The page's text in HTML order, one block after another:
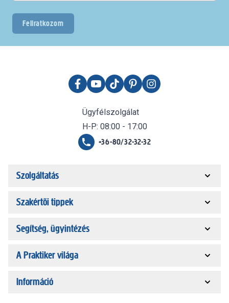
Feliratkozom
Ügyfélszolgálat
H-P: 08:00 - 17:00
+36-80/32-32-32
Szolgáltatás
Szakértői tippek
Segítség, ügyintézés
A Praktiker világa
Információ